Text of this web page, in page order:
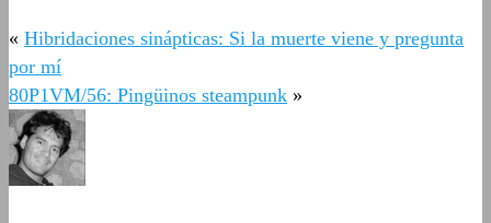
« Hibridaciones sinápticas: Si la muerte viene y pregunta
por mí
80P1VM/56: Pingüinos steampunk »